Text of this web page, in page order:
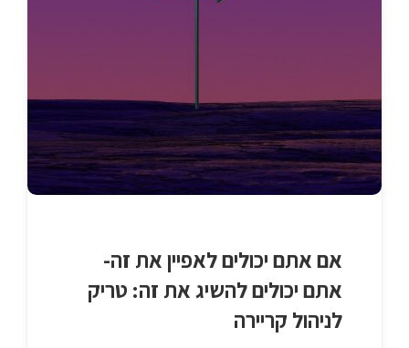
אם אתם יכולים לאפיין את זה-
אתם יכולים להשיג את זה: טריק
לניהול קריירה